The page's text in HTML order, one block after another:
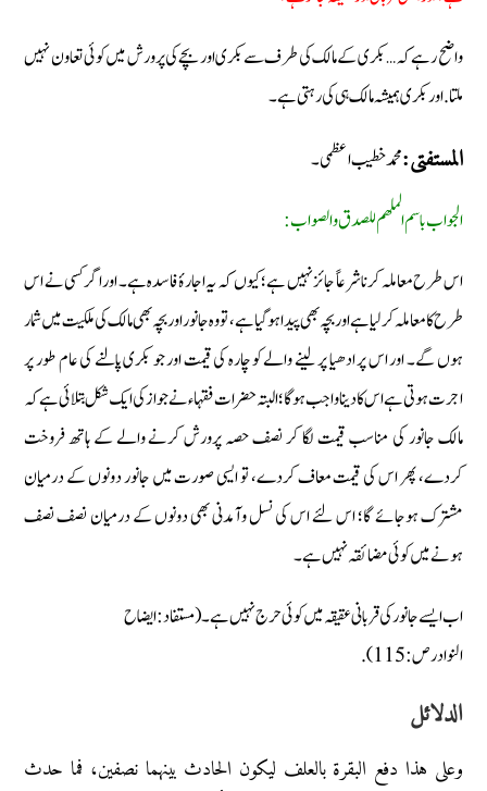
واضح رہے کہ… بکری کے مالک کی طرف سے بکری اور بچے کی پرورش میں کوئی تعاون نہیں
ملتا. اور بکری ہمیشہ مالک ہی کی رہتی ہے۔
المستفتی:محمد خطیب اعظمی۔
الجواب باسم الملھم للصدق والصواب:
اس طرح معاملہ کرنا شرعاً جائز نہیں ہے؛ کیوں کہ یہ اجارۂ فاسدہ ہے۔ اور اگر کسی نے اس
طرح کا معاملہ کر لیا ہے اور بچہ بھی پیدا ہوگیا ہے، تو وہ جانور اور بچہ بھی مالک کی ملکیت میں شمار
ہوں گے۔ اور اس پر ادھیا پر لینے والے کو چارہ کی قیمت اور جو بکری پالنے کی عام طور پر
اجرت ہوتی ہے اس کا دینا واجب ہوگا؛ البتہ حضرات فقہاء نے جواز کی ایک شکل بتلائی ہے کہ
مالک جانور کی مناسب قیمت لگا کر نصف حصہ پرورش کرنے والے کے ہاتھ فروخت
کردے، پھر اس کی قیمت معاف کردے، تو ایسی صورت میں جانور دونوں کے درمیان
مشترک ہوجائے گا؛ اس لئے اس کی نسل وآمدنی بھی دونوں کے درمیان نصف نصف
ہونے میں کوئی مضائقہ نہیں ہے۔
اب ایسے جانور کی قربانی عقیقہ میں کوئی حرج نہیں ہے۔ (مستفاد: ایضاح
النوادرص: 115).
الدلائل
وعلی هذا دفع البقرۃ بالعلف لیکون الحادث بینہما نصفین، فما حدث